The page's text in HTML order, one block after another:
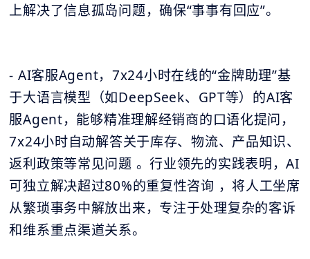
上解决了信息孤岛问题，确保“事事有回应”。
- AI客服Agent，7x24小时在线的“金牌助理”基
于大语言模型（如DeepSeek、GPT等）的AI客
服Agent，能够精准理解经销商的口语化提问，
7x24小时自动解答关于库存、物流、产品知识、
返利政策等常见问题 。行业领先的实践表明，AI
可独立解决超过80%的重复性咨询 ，将人工坐席
从繁琐事务中解放出来，专注于处理复杂的客诉
和维系重点渠道关系。